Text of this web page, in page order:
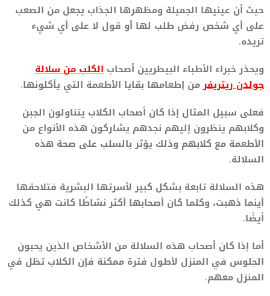
حيث أن عينيها الجميلة ومظهرها الجذاب يجعل من الصعب
على أي شخص رفض طلب لها أو قول لا على أي شيء
تريده.
ويحذر خبراء الأطباء البيطريين أصحاب الكلب من سلالة
جولدن ريتريفرمن إطعامها بقايا الأطعمة التي يأكلونها.
فعلى سبيل المثال إذا كان أصحاب الكلاب يتناولون الجبن
وكلابهم ينظرون إليهم نجدهم يشاركون هذه الأنواع من
الأطعمة مع كلابهم وذلك يؤثر بالسلب على صحة هذه
السلالة.
هذه السلالة تابعة بشكل كبير لأسرتها البشرية فتلاحقها
أينما ذهبت، وكلما كان أصحابها أكثر نشاطًا كانت هي كذلك
أيضًا.
أما إذا كان أصحاب هذه السلالة من الأشخاص الذين يحبون
الجلوس في المنزل لأطول فترة ممكنة فإن الكلاب تظل في
المنزل معهم.